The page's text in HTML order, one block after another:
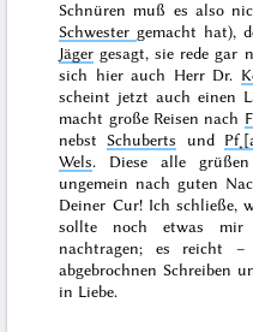
Schnüren muß es also
Schwestergemacht hat),
Jäger gesagt, sie rede gar
sich hier auch Herr Dr.
scheint jetzt auch einen
macht große Reisen nach
nebst Schuberts und
Wels. Diese alle
ungemein nach guten
Deiner Cur! Ich schließe,
sollte noch etwas mir
nachtragen; es reicht –
abgebrochnen Schreiben
in Liebe.